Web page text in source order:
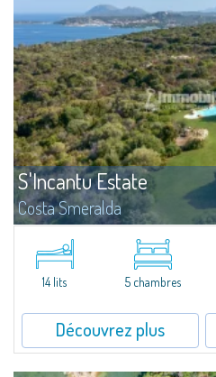
S'Incantu Estate
Costa Smeralda
Superbe villa au style typique de la
belles demeures de la Costa
Pantaleo, position exceptionnelle et
14 lits 5 chambres
Découvrez plus